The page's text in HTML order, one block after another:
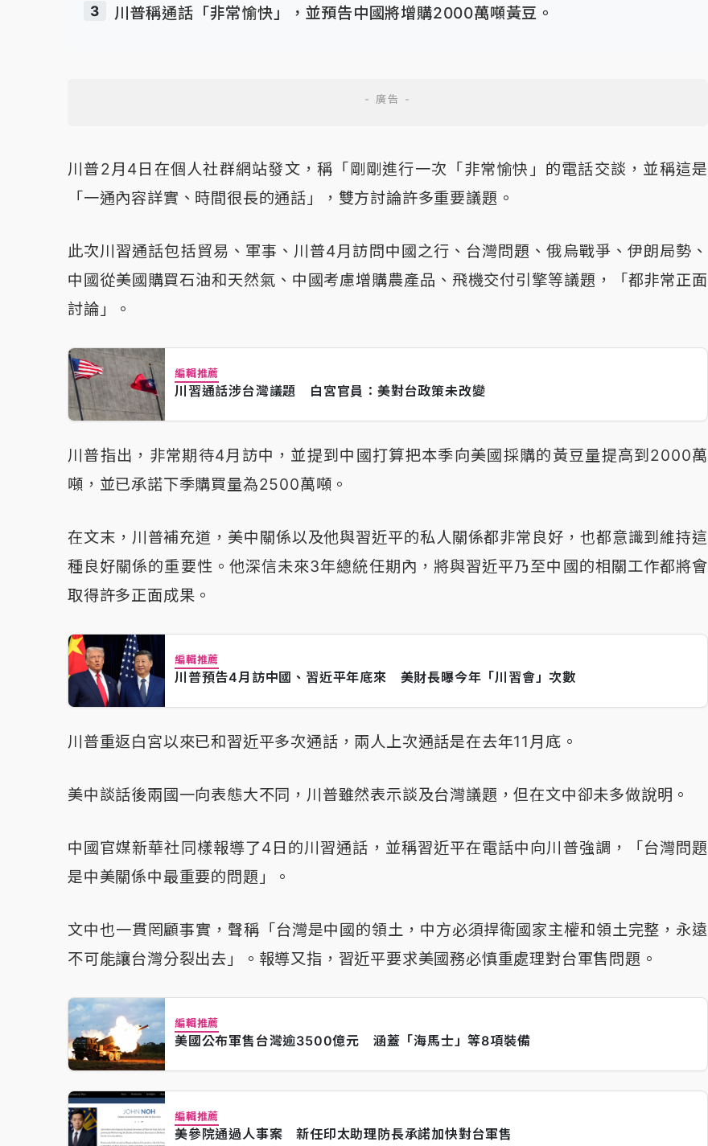
3 川普稱通話「非常愉快」，並預告中國將增購2000萬噸黃豆。
川普2月4日在個人社群網站發文，稱「剛剛進行一次「非常愉快」的電話交談，並稱這是
「一通內容詳實、時間很長的通話」，雙方討論許多重要議題。
此次川習通話包括貿易、軍事、川普4月訪問中國之行、台灣問題、俄烏戰爭、伊朗局勢、
中國從美國購買石油和天然氣、中國考慮增購農產品、飛機交付引擎等議題，「都非常正面
討論」。
編輯推薦
川習通話涉台灣議題 白宮官員：美對台政策未改變
川普指出，非常期待4月訪中，並提到中國打算把本季向美國採購的黃豆量提高到2000萬
噸，並已承諾下季購買量為2500萬噸。
在文末，川普補充道，美中關係以及他與習近平的私人關係都非常良好，也都意識到維持這
種良好關係的重要性。他深信未來3年總統任期內，將與習近平乃至中國的相關工作都將會
取得許多正面成果。
編輯推薦
川普預告4月訪中國、習近平年底來 美財長曝今年「川習會」次數
川普重返白宮以來已和習近平多次通話，兩人上次通話是在去年11月底。
美中談話後兩國一向表態大不同，川普雖然表示談及台灣議題，但在文中卻未多做說明。
中國官媒新華社同樣報導了4日的川習通話，並稱習近平在電話中向川普強調，「台灣問題
是中美關係中最重要的問題」。
文中也一貫罔顧事實，聲稱「台灣是中國的領土，中方必須捍衛國家主權和領土完整，永遠
不可能讓台灣分裂出去」。報導又指，習近平要求美國務必慎重處理對台軍售問題。
編輯推薦
美國公布軍售台灣逾3500億元 涵蓋「海馬士」等8項裝備
編輯推薦
美參院通過人事案 新任印太助理防長承諾加快對台軍售